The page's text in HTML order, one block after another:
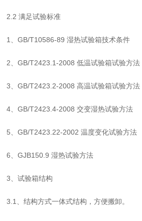
2.2满足试验标准
1 、GB/T10586-89湿热试验箱技术条件
2 、GB/T2423.1-2008低温试验箱试验方法
3 、GB/T2423.2-2008高温试验箱试验方法
4 、GB/T2423.4-2008交变湿热试验方法
5 、GB/T2423.22-2002温度变化试验方法
6 、GJB150.9湿热试验方法
3 、试验箱结构
3.1 、结构方式一体式结构，方便搬卸。